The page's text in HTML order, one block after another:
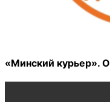
«Минский курьер».